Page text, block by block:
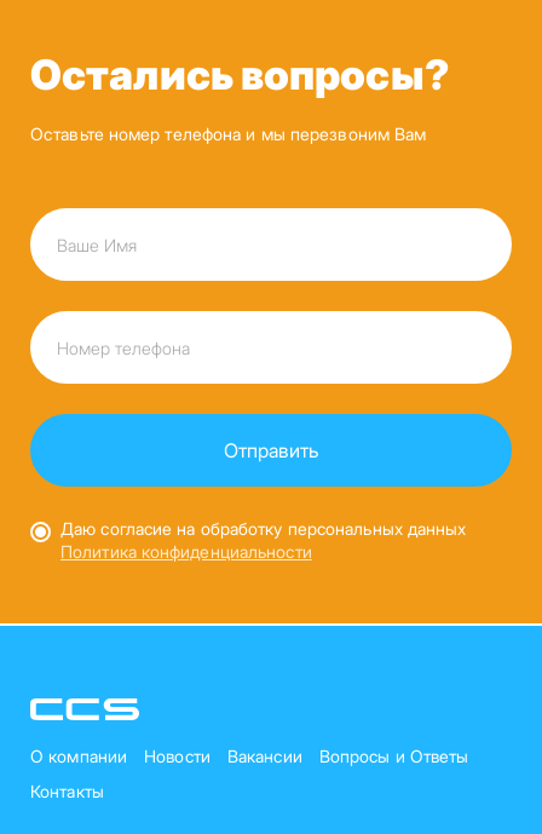
Остались вопросы?
Оставьте номер телефона и мы перезвоним Вам
Даю согласие на обработку персональных данных
Политика конфиденциальности
О компании Новости Вакансии
Вопросы и Ответы
Контакты